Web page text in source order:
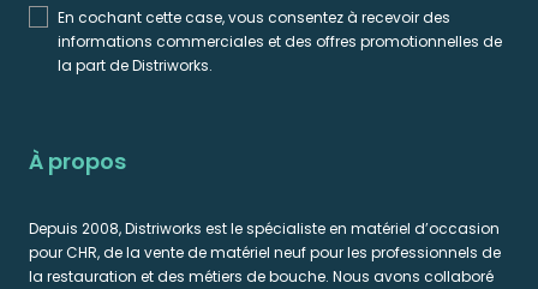
En cochant cette case, vous consentez à recevoir des
informations commerciales et des offres promotionnelles de
la part de Distriworks.
À propos
Depuis 2008, Distriworks est le spécialiste en matériel d’occasion
pour CHR, de la vente de matériel neuf pour les professionnels de
la restauration et des métiers de bouche. Nous avons collaboré